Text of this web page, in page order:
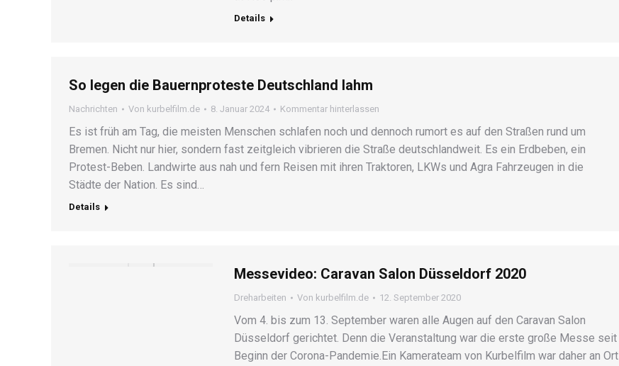
Details
So legen die Bauernproteste Deutschland lahm
Nachrichten Von kurbelfilm.de 8. Januar 2024 Kommentar hinterlassen
Es ist früh am Tag, die meisten Menschen schlafen noch und dennoch rumort es auf den Straßen rund um
Bremen. Nicht nur hier, sondern fast zeitgleich vibrieren die Straße deutschlandweit. Es ein Erdbeben, ein
Protest-Beben. Landwirte aus nah und fern Reisen mit ihren Traktoren, LKWs und Agra Fahrzeugen in die
Städte der Nation. Es sind…
Details
Messevideo: Caravan Salon Düsseldorf 2020
Dreharbeiten Von kurbelfilm.de 12. September 2020
Vom 4. bis zum 13. September waren alle Augen auf den Caravan Salon
Düsseldorf gerichtet. Denn die Veranstaltung war die erste große Messe seit
Beginn der Corona-Pandemie.Ein Kamerateam von Kurbelfilm war daher an Ort